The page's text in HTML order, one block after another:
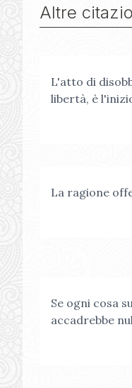
Altre
L'atto di
libertà, è
La ragione
Se ogni cosa
accadrebbe